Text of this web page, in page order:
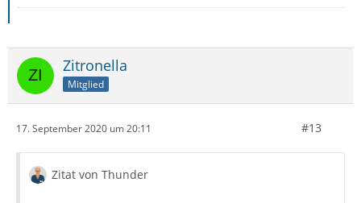
Zitronella
Mitglied
17. September 2020 um 20:11 #13
Zitat von Thunder